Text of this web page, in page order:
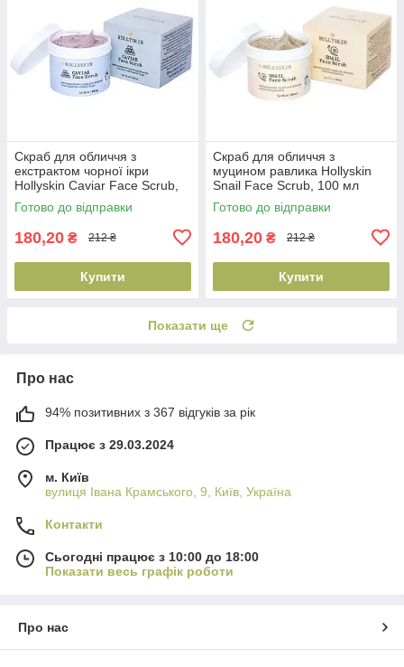
Скраб для обличчя з
екстрактом чорної ікри
Hollyskin Caviar Face Scrub,
100 мл (4823109700703)
Готово до відправки
180,20 ₴ 212 ₴
Купити
Скраб для обличчя з
муцином равлика Hollyskin
Snail Face Scrub, 100 мл
(4823109700697)
Готово до відправки
180,20 ₴ 212 ₴
Купити
Показати ще
Про нас
94% позитивних з 367 відгуків за рік
Працює з 29.03.2024
м. Київ
вулиця Івана Крамського, 9, Київ, Україна
Контакти
Сьогодні працює з 10:00 до 18:00
Показати весь графік роботи
Про нас